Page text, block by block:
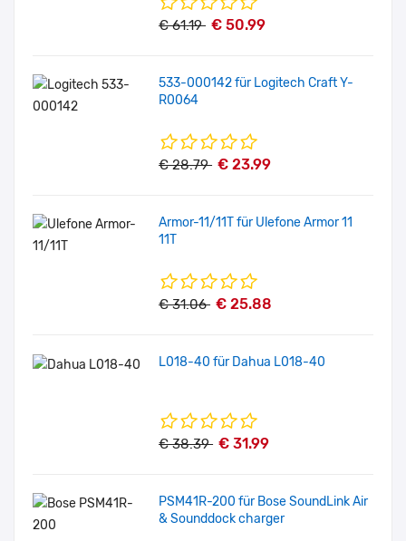
€ 61.19 € 50.99
533-000142 für Logitech Craft Y-
R0064
€ 28.79 € 23.99
Armor-11/11T für Ulefone Armor 11
11T
€ 31.06 € 25.88
L018-40 für Dahua L018-40
€ 38.39 € 31.99
PSM41R-200 für Bose SoundLink Air
& Sounddock charger